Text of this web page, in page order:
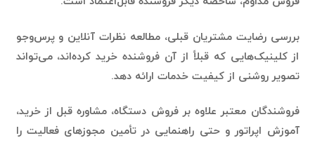
از کلینیک‌هایی که قبلاً از آن فروشنده خرید کرده‌اند، می‌تواند
تصویر روشنی از کیفیت خدمات ارائه دهد.
آموزش اپراتور و حتی راهنمایی در تأمین مجوزهای فعالیت را
هم ارائه می‌دهند. با انتخاب چنین فروشنده‌ای، ریسک خرید